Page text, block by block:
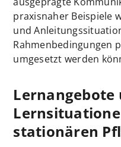
praxisnaher Beispiele
und
Rahmenbedingungen
umgesetzt werden
Lernangebote
stationären